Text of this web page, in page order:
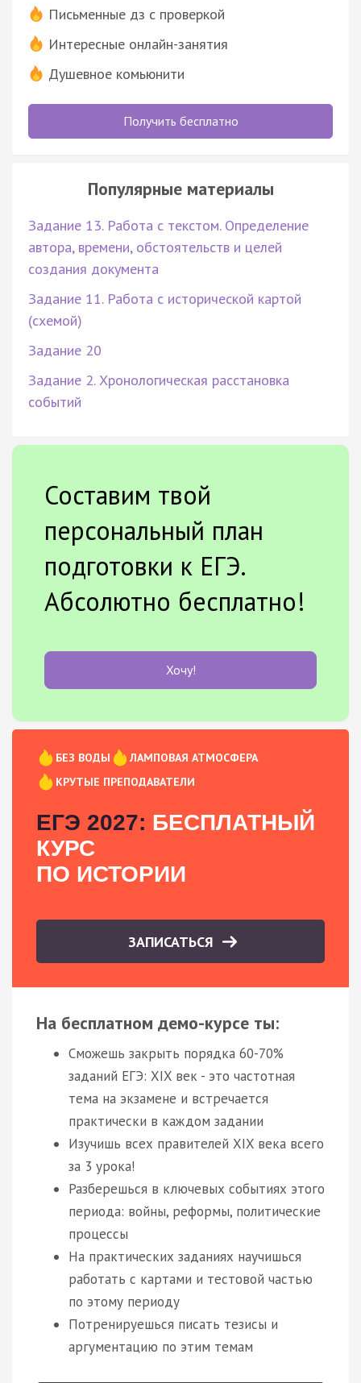
Письменные дз с проверкой
Интересные онлайн-занятия
Душевное комьюнити
Получить бесплатно
Популярные материалы
Задание 13. Работа с текстом. Определение
автора, времени, обстоятельств и целей
создания документа
Задание 11. Работа с исторической картой
(схемой)
Задание 20
Задание 2. Хронологическая расстановка
событий
Составим твой
персональный план
подготовки к ЕГЭ.
Абсолютно бесплатно!
Хочу!
БЕЗ ВОДЫ
ЛАМПОВАЯ АТМОСФЕРА
КРУТЫЕ ПРЕПОДАВАТЕЛИ
ЕГЭ 2027: БЕСПЛАТНЫЙ
КУРС
ПО ИСТОРИИ
ЗАПИСАТЬСЯ
На бесплатном демо-курсе ты:
Сможешь закрыть порядка 60-70%
заданий ЕГЭ: XIX век - это частотная
тема на экзамене и встречается
практически в каждом задании
Изучишь всех правителей XIX века всего
за 3 урока!
Разберешься в ключевых событиях этого
периода: войны, реформы, политические
процессы
На практических заданиях научишься
работать с картами и тестовой частью
по этому периоду
Потренируешься писать тезисы и
аргументацию по этим темам